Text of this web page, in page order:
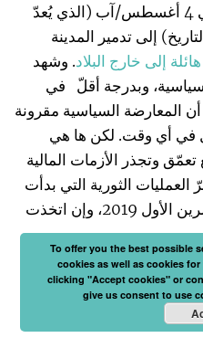
لبنان أدى انفجار مرفأ بيروت في 4 أغسطس/آب (الذي يُعدّ
إلى تدمير المدينة
إلى خارج البلاد. وشهد
وبدرجة أقلّ في
المعارضة السياسية مقرونة
في أي وقت. لكن ها هي
وتجذر الأزمات المالية
الثورية التي بدأت
في لبنان والعراق في أكتوبر/تشرين الأول 2019، وإن اتخذت
To offer you the best possible
cookies as well as cookies
clicking "Accept cookies" or
give us consent to use